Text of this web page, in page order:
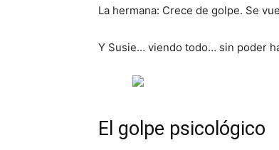
La hermana: Crece de golpe. Se
Y Susie… viendo todo… sin poder
El golpe psicológico